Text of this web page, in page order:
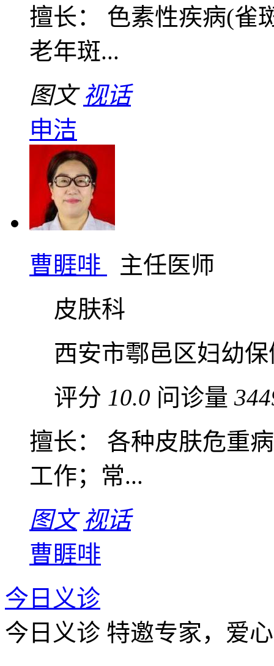
擅长： 色素性疾病(雀
老年斑...
图文 视话
申洁
曹睚啡
主任医师
皮肤科
西安市鄠邑区妇幼
评分 10.0 问诊量
擅长： 各种皮肤危重
工作；常...
图文 视话
曹睚啡
今日义诊
今日义诊 特邀专家，爱